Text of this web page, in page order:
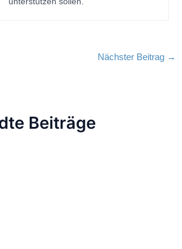
Nächster Beitrag →
Beiträge